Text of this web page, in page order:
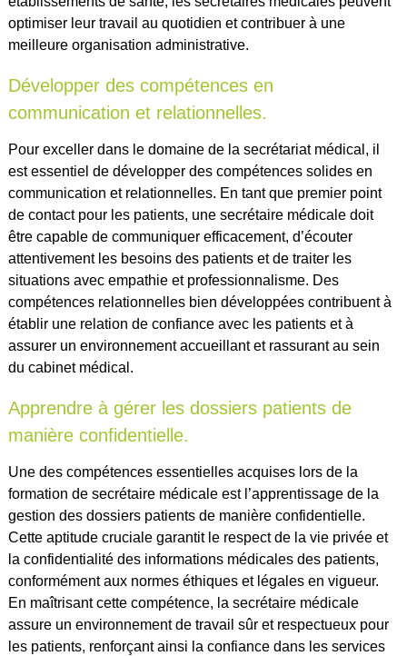
optimiser leur travail au quotidien et contribuer à une
meilleure organisation administrative.
Développer des compétences en
communication et relationnelles.
Pour exceller dans le domaine de la secrétariat médical, il
est essentiel de développer des compétences solides en
communication et relationnelles. En tant que premier point
de contact pour les patients, une secrétaire médicale doit
être capable de communiquer efficacement, d’écouter
attentivement les besoins des patients et de traiter les
situations avec empathie et professionnalisme. Des
compétences relationnelles bien développées contribuent à
établir une relation de confiance avec les patients et à
assurer un environnement accueillant et rassurant au sein
du cabinet médical.
Apprendre à gérer les dossiers patients de
manière confidentielle.
Une des compétences essentielles acquises lors de la
formation de secrétaire médicale est l’apprentissage de la
gestion des dossiers patients de manière confidentielle.
Cette aptitude cruciale garantit le respect de la vie privée et
la confidentialité des informations médicales des patients,
conformément aux normes éthiques et légales en vigueur.
En maîtrisant cette compétence, la secrétaire médicale
assure un environnement de travail sûr et respectueux pour
les patients, renforçant ainsi la confiance dans les services